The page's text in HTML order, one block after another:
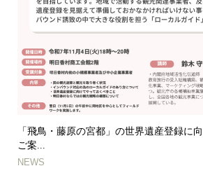
「飛鳥・藤原の宮都」の世界遺産登録に
ご案...
NEWS